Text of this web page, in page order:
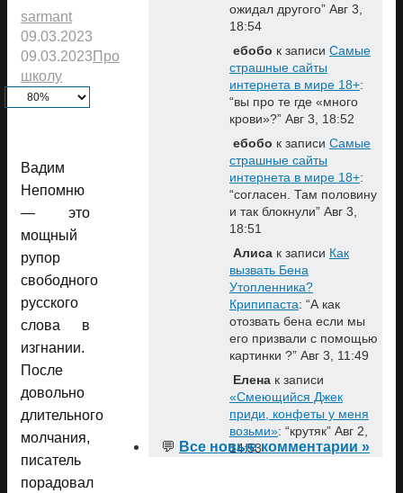
sarmant
09.03.2023
09.03.2023 Про
школу
Вадим
Непомню
— это
мощный
рупор
свободного
русского
слова в
изгнании.
После
довольно
длительного
молчания,
писатель
порадовал
ожидал другого” Авг 3,
18:54
ебобо к записи Самые
страшные сайты
интернета в мире 18+:
“вы про те где «много
крови»?” Авг 3, 18:52
ебобо к записи Самые
страшные сайты
интернета в мире 18+:
“согласен. Там половину
и так блокнули” Авг 3,
18:51
Алиса к записи Как
вызвать Бена
Утопленника?
Крипипаста: “А как
отозвать бена если мы
его призвали с помощью
картинки ?” Авг 3, 11:49
Елена к записи
«Смеющийся Джек
приди, конфеты у меня
возьми»: “крутяк” Авг 2,
14:53
💬 Все новые комментарии »